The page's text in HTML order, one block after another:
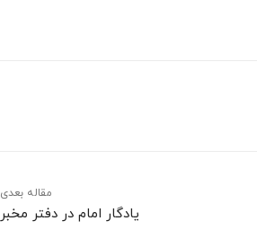
مقاله بعدی
یادگار امام در دفتر مخبر